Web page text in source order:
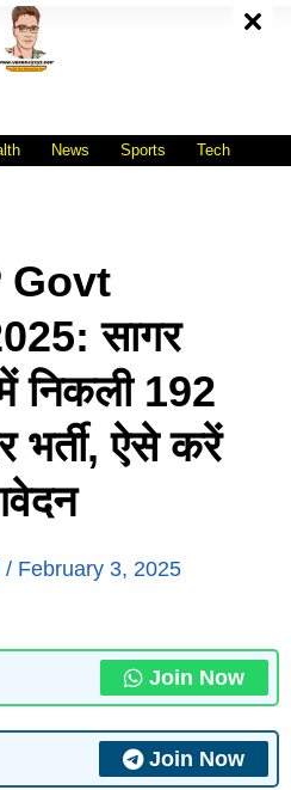
News Sports Tech
Govt
सागर
में निकली 192
भर्ती, ऐसे करें
/ February 3, 2025
Join Now
Join Now